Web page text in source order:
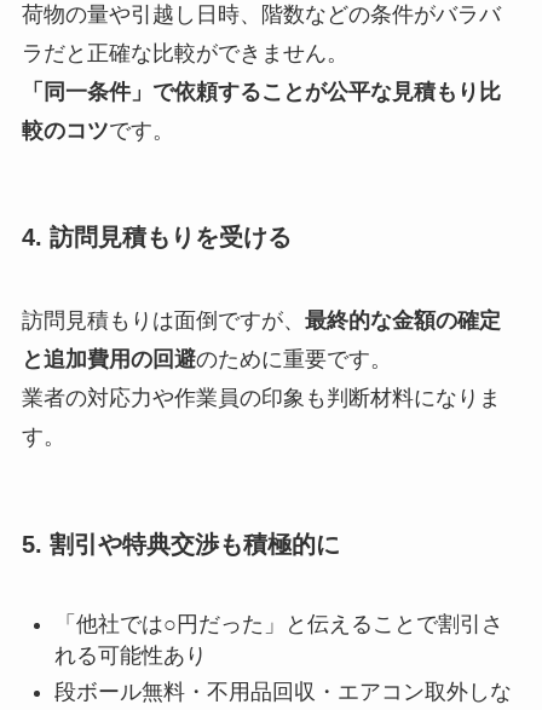
荷物の量や引越し日時、階数などの条件がバラバ
ラだと正確な比較ができません。
「同一条件」で依頼することが公平な見積もり比
較のコツです。
4. 訪問見積もりを受ける
訪問見積もりは面倒ですが、 最終的な金額の確定
と追加費用の回避のために重要です。
業者の対応力や作業員の印象も判断材料になりま
す。
5. 割引や特典交渉も積極的に
「他社では○円だった」と伝えることで割引さ
れる可能性あり
段ボール無料・不用品回収・エアコン取外しな